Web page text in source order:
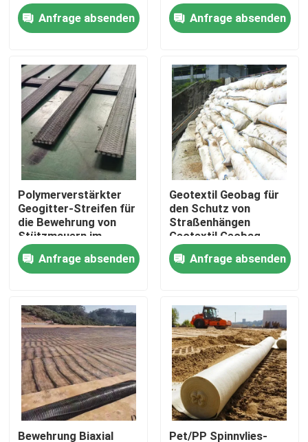
Produkte
Videos
VR Show
Über uns
Fabrik Tour
Qualitätskontrolle
Kontakt
Referenzen
Geotextilien Geogrid
Anfrage absenden Anfrage absenden
Polymerverstärkter
Geogitter-Streifen für
die Bewehrung von
Stützmauern im
Bauingenieurwesen
Anfrage absenden
Geotextil Geobag für
den Schutz von
Straßenhängen
Geotextil Geobag
Beforstung Pflanzung
von Gras
Hochwasserbekämpfung
Anfrage absenden
Bewehrung Biaxial Pet/PP Spinnvlies-